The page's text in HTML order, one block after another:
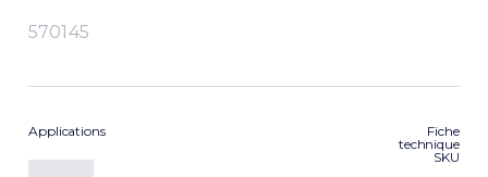
570145
Applications
Fiche
technique
SKU